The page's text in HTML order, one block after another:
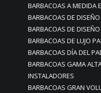
BARBACOAS A MEDIDA
BARBACOAS DE
BARBACOAS DE
BARBACOAS DE LUJO
BARBACOAS DÍA DEL
BARBACOAS GAMA
INSTALADORES
BARBACOAS GRAN